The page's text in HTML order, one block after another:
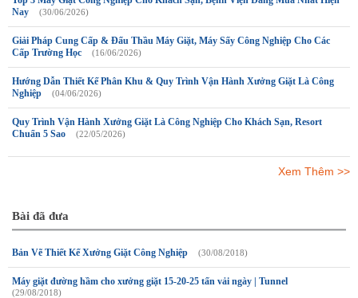
Nay
(30/06/2026)
Giải Pháp Cung Cấp & Đấu Thầu Máy Giặt, Máy Sấy Công Nghiệp Cho Các
Cấp Trường Học
(16/06/2026)
Hướng Dẫn Thiết Kế Phân Khu & Quy Trình Vận Hành Xưởng Giặt Là Công
Nghiệp
(04/06/2026)
Quy Trình Vận Hành Xưởng Giặt Là Công Nghiệp Cho Khách Sạn, Resort
Chuẩn 5 Sao
(22/05/2026)
Xem Thêm >>
Bài đã đưa
Bản Vẽ Thiết Kế Xưởng Giặt Công Nghiệp (30/08/2018)
Máy giặt đường hầm cho xưởng giặt 15-20-25 tấn vải ngày | Tunnel
(29/08/2018)